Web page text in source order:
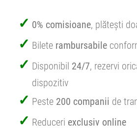
0% comisioane, plătești
Bilete rambursabile
Disponibil 24/7, rezervi
dispozitiv
Peste 200 companii de
Reduceri exclusiv online